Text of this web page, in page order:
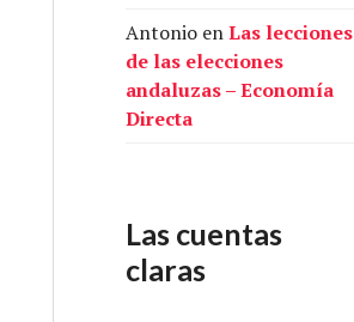
Antonio enLas lecciones
de las elecciones
andaluzas – Economía
Directa
Las cuentas
claras